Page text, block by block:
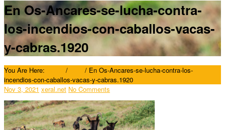
En Os-Ancares-se-lucha-contra-
los-incendios-con-caballos-vacas-
y-cabras.1920
You Are Here: / / En Os-Ancares-se-lucha-contra-los-
incendios-con-caballos-vacas-y-cabras.1920
Nov 3, 2021 xeral.net No Comments